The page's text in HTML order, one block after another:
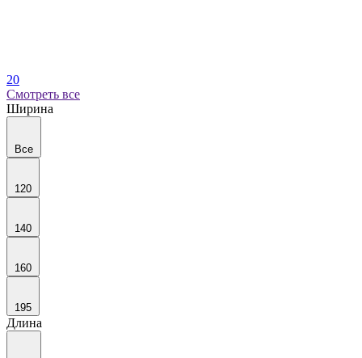
20
Смотреть все
Ширина
Все
120
140
160
195
Длина